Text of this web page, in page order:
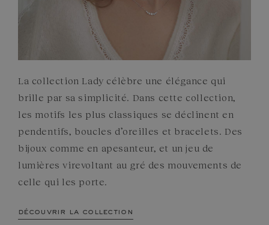
La collection Lady célèbre une élégance qui
brille par sa simplicité. Dans cette collection,
les motifs les plus classiques se déclinent en
pendentifs, boucles d’oreilles et bracelets. Des
bijoux comme en apesanteur, et un jeu de
lumières virevoltant au gré des mouvements de
celle qui les porte.
découvrir la collection